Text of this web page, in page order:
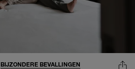
BIJZONDERE BEVALLINGEN